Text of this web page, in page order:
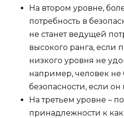
На втором уровне,
потребность в
не станет ведущей
высокого ранга, если
низкого уровня не
например, человек не
безопасности, если он
На третьем уровне ­–
принадлежности к